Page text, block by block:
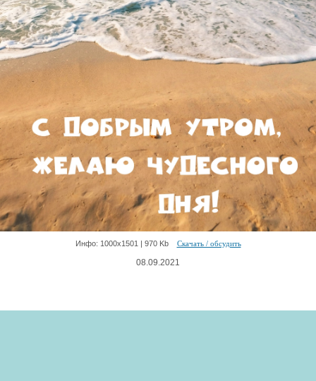
Инфо: 1000х1501 | 970 Kb Скачать / обсудить
08.09.2021